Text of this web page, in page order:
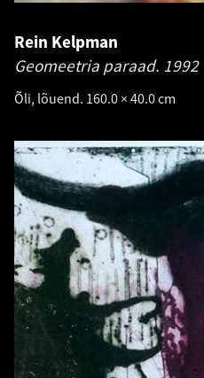
Rein Kelpman
Geomeetria paraad. 1992
Õli, lõuend. 160.0 × 40.0 cm